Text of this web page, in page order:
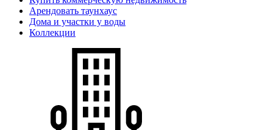
Арендовать таунхаус
Дома и участки у воды
Коллекции